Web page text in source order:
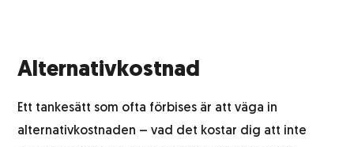
Alternativkostnad
Ett tankesätt som ofta förbises är att väga in
alternativkostnaden – vad det kostar dig att inte